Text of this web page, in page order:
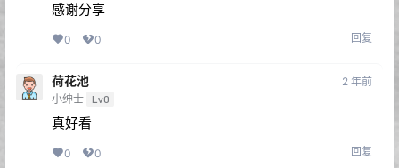
感谢分享
0 0 回复
荷花池
小绅士 Lv0
2 年前
真好看
0 0 回复